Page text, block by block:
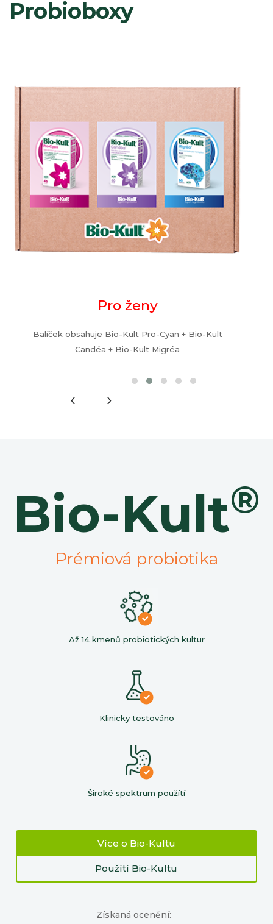
Probioboxy
Pro ženy
Balíček obsahuje Bio-Kult Pro-Cyan + Bio-Kult
Candéa + Bio-Kult Migréa
‹ ›
Bio-Kult®
Prémiová probiotika
Až 14 kmenů probiotických kultur
Klinicky testováno
Široké spektrum použítí
Více o Bio-Kultu
Použítí Bio-Kultu
Získaná ocenění: